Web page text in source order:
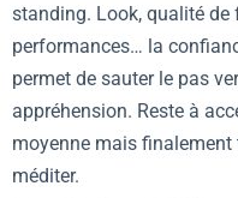
standing. Look, qualité de
performances… la
permet de sauter le pas
appréhension. Reste à
moyenne mais finalement
méditer.